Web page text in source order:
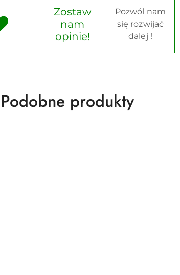
Zostaw
nam
opinie!
Pozwól nam
się rozwijać
dalej !
Produkty
Podobne produkty